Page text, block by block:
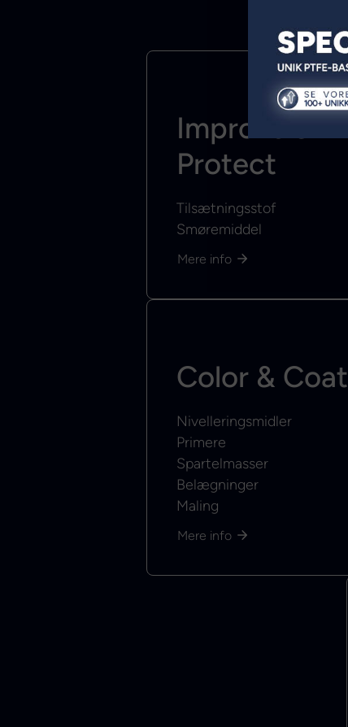
Improve &
Protect
Tilsætningsstof
Smøremiddel
Mere info
Color & Coat
Nivelleringsmidler
Primere
Spartelmasser
Belægninger
Maling
Mere info